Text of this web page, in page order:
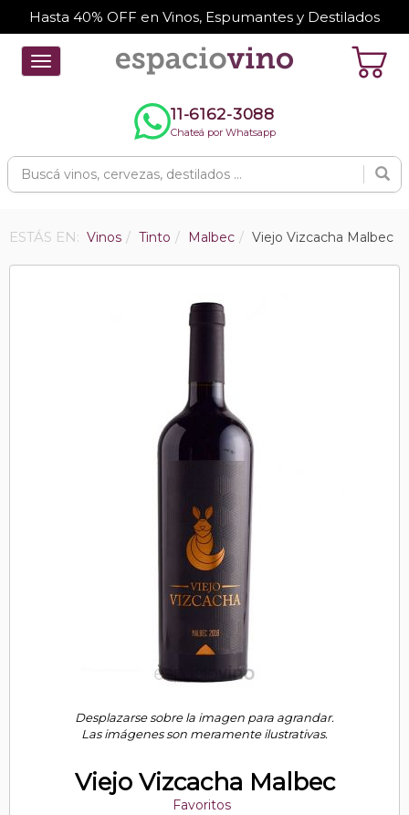
Hasta 40% OFF en Vinos, Espumantes y Destilados
Toggle
navigation
11-6162-3088
Chateá por Whatsapp
ESTÁS EN: Vinos Tinto Malbec Viejo Vizcacha Malbec
Desplazarse sobre la imagen para agrandar.
Las imágenes son meramente ilustrativas.
Viejo Vizcacha Malbec
Favoritos